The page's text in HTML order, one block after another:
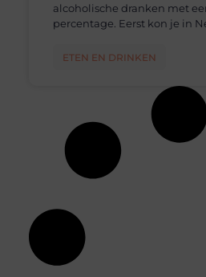
alcoholische dranken met
percentage. Eerst kon je in
ETEN EN DRINKEN